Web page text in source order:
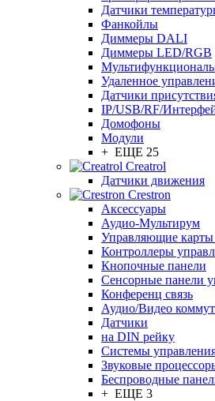
Датчики
Фанкойлы
Диммеры DALI
Диммеры LED/RGB
Удаленное
Датчики
IP/USB/RF/
Домофоны
Модули
+ ЕЩЕ 25
Creatrol
Датчики движения
Crestron
Аксессуары
Аудио-Мультирум
Управляющие
Контроллеры
Кнопочные панели
Сенсорные панели
Конференц связь
Аудио/Видео
Датчики
на DIN рейку
Системы
Звуковые
Беспроводные
+ ЕЩЕ 3